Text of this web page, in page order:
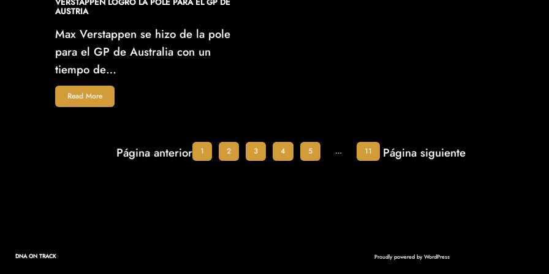
AUSTRIA
Max Verstappen se hizo de la pole
para el GP de Australia con un
tiempo de…
Read More
Página anterior 1 2 3 4 5 … 11 Página siguiente
DNA ON TRACK Proudly powered by WordPress